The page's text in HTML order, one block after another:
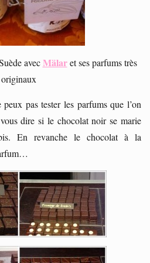
avecMälaret ses parfums très
originaux
pas tester les parfums que l’on
dire si le chocolat noir se marie
En revanche le chocolat à la